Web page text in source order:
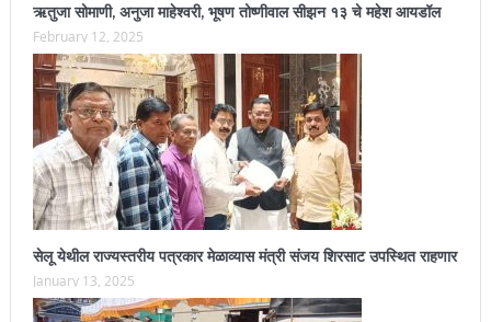
ऋतुजा सोमाणी, अनुजा माहेश्वरी, भूषण तोष्णीवाल सीझन १३ चे महेश आयडॉल
February 12, 2025
सेलू येथील राज्यस्तरीय पत्रकार मेळाव्यास मंत्री संजय शिरसाट उपस्थित राहणार
January 13, 2025